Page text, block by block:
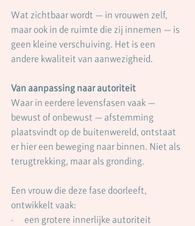
Wat zichtbaar wordt — in vrouwen zelf,
maar ook in de ruimte die zij innemen — is
geen kleine verschuiving. Het is een
andere kwaliteit van aanwezigheid.
Van aanpassing naar autoriteit
Waar in eerdere levensfasen vaak —
bewust of onbewust — afstemming
plaatsvindt op de buitenwereld, ontstaat
er hier een beweging naar binnen. Niet als
terugtrekking, maar als gronding.
Een vrouw die deze fase doorleeft,
ontwikkelt vaak:
·      een grotere innerlijke autoriteit